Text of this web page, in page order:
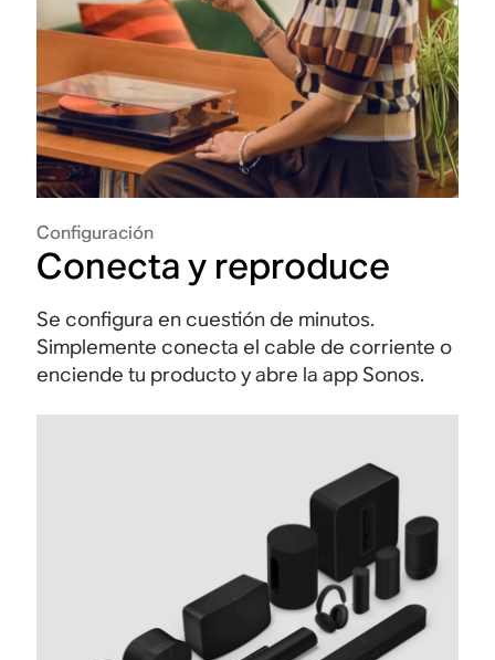
Configuración
Conecta y reproduce
Se configura en cuestión de minutos.
Simplemente conecta el cable de corriente o
enciende tu producto y abre la app Sonos.